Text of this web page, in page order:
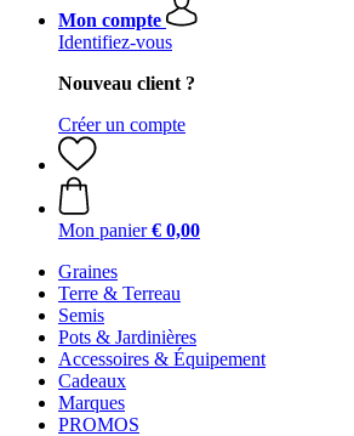
Mon compte
Identifiez-vous
Nouveau client ?
Créer un compte
Mon panier € 0,00
Graines
Terre & Terreau
Semis
Pots & Jardinières
Accessoires & Équipement
Cadeaux
Marques
PROMOS